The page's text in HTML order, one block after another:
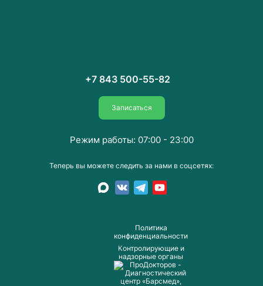
Пoлитика
конфиденциальности
Контролирующие и
надзорные органы
+7 843 500-55-82
Записаться
Теперь вы можете следить за нами в соцсетях:
Режим работы: 07:00 - 23:00